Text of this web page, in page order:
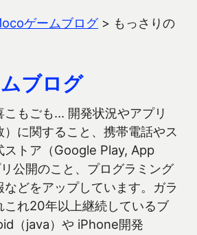
ゲームブログ> もっさりの
ブログ
こもごも… 開発状況やアプリ
）に関すること、携帯電話やス
ストア（Google Play, App
公開のこと、プログラミング
どをアップしています。ガラ
これ20年以上継続しているブ
（java）や iPhone開発